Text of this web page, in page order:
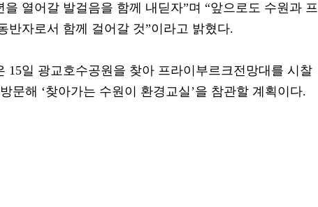
을 열어갈 발걸음을 함께 내딛자”며 “앞으로도 수원과 프
반자로서 함께 걸어갈 것”이라고 밝혔다.
15일 광교호수공원을 찾아 프라이부르크전망대를 시찰
문해 ‘찾아가는 수원이 환경교실’을 참관할 계획이다.